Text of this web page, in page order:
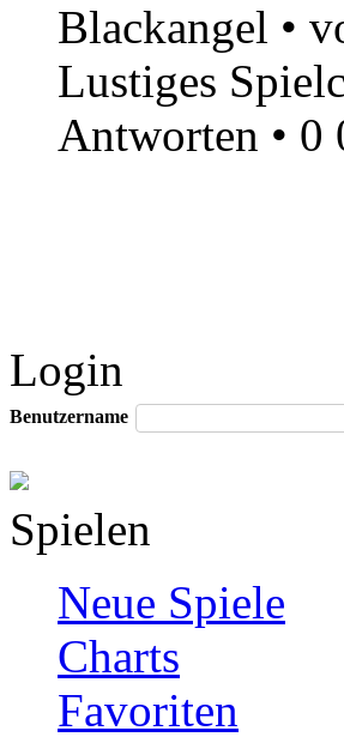
Blackangel •
Lustiges
Antworten • 0
Login
Benutzername
Spielen
Neue Spiele
Charts
Favoriten